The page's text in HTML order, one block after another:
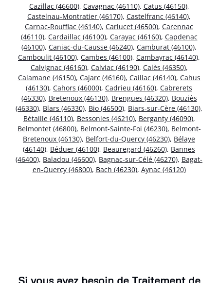
Cazillac (46600), Cavagnac (46110), Catus (46150),
Castelnau-Montratier (46170), Castelfranc (46140),
Carnac-Rouffiac (46140), Carlucet (46500), Carennac
(46110), Cardaillac (46100), Carayac (46160), Capdenac
(46100), Caniac-du-Causse (46240), Camburat (46100),
Camboulit (46100), Cambes (46100), Cambayrac (46140),
Calvignac (46160), Calviac (46190), Calès (46350),
Calamane (46150), Cajarc (46160), Caillac (46140), Cahus
(46130), Cahors (46000), Cadrieu (46160), Cabrerets
(46330), Bretenoux (46130), Brengues (46320), Bouziès
(46330), Blars (46330), Bio (46500), Biars-sur-Cère (46130),
Bétaille (46110), Bessonies (46210), Berganty (46090),
Belmontet (46800), Belmont-Sainte-Foi (46230), Belmont-
Bretenoux (46130), Belfort-du-Quercy (46230), Bélaye
(46140), Béduer (46100), Beauregard (46260), Bannes
(46400), Baladou (46600), Bagnac-sur-Célé (46270), Bagat-
en-Quercy (46800), Bach (46230), Aynac (46120)